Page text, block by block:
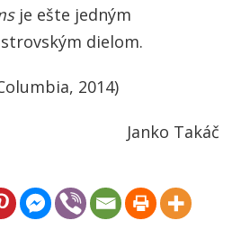
je ešte jedným
dielom.
2014)
Janko Takáč